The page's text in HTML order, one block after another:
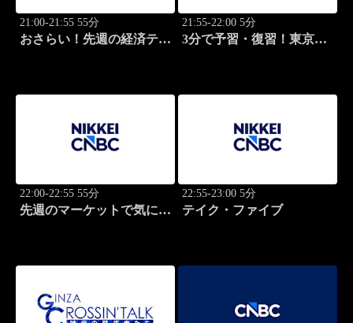
21:00-21:55 55分
おさらい！先週の経済テー
21:55-22:00 5分
3分で予習・復習！東京市
22:00-22:55 55分
先週のマーケットで気にな
22:55-23:00 5分
テイク・ファイブ